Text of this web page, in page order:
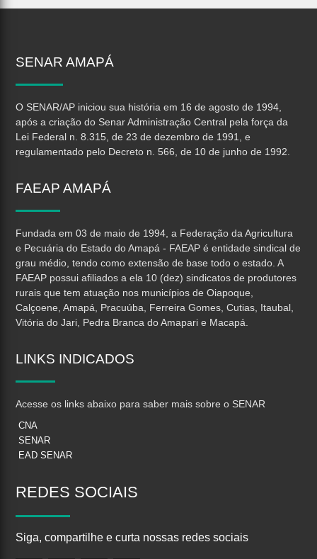
SENAR AMAPÁ
O SENAR/AP iniciou sua história em 16 de agosto de 1994,
após a criação do Senar Administração Central pela força da
Lei Federal n. 8.315, de 23 de dezembro de 1991, e
regulamentado pelo Decreto n. 566, de 10 de junho de 1992.
FAEAP AMAPÁ
Fundada em 03 de maio de 1994, a Federação da Agricultura
e Pecuária do Estado do Amapá - FAEAP é entidade sindical de
grau médio, tendo como extensão de base todo o estado. A
FAEAP possui afiliados a ela 10 (dez) sindicatos de produtores
rurais que tem atuação nos municípios de Oiapoque,
Calçoene, Amapá, Pracuúba, Ferreira Gomes, Cutias, Itaubal,
Vitória do Jari, Pedra Branca do Amapari e Macapá.
LINKS INDICADOS
Acesse os links abaixo para saber mais sobre o SENAR
CNA
SENAR
EAD SENAR
REDES SOCIAIS
Siga, compartilhe e curta nossas redes sociais